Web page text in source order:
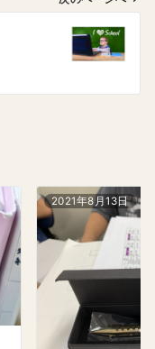
2021年8月13日